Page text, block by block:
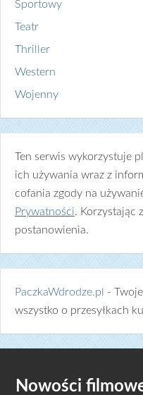
Sportowy
Teatr
Thriller
Western
Wojenny
Ten serwis wykorzystuje
ich używania wraz z
cofania zgody na
Prywatności. Korzystając
postanowienia.
PaczkaWdrodze.pl
-
wszystko o przesyłkach
Nowości